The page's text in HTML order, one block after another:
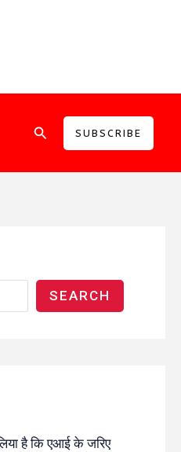
SearchSUBSCRIBE
SEARCH
है कि एआई के जरिए